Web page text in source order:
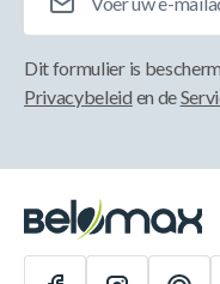
Dit formulier is
Privacybeleid en de